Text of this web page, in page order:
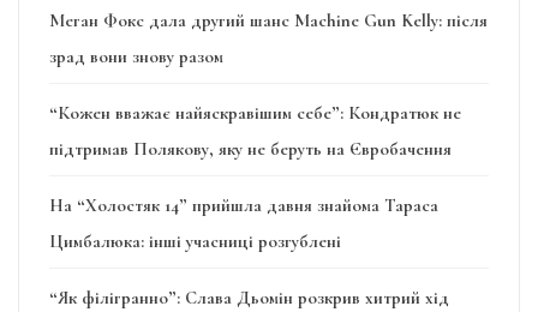
Меган Фокс дала другий шанс Machine Gun Kelly: після
зрад вони знову разом
“Кожен вважає найяскравішим себе”: Кондратюк не
підтримав Полякову, яку не беруть на Євробачення
На “Холостяк 14” прийшла давня знайома Тараса
Цимбалюка: інші учасниці розгублені
“Як філігранно”: Слава Дьомін розкрив хитрий хід